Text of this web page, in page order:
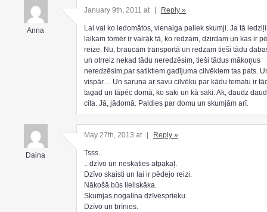
Anna
January 9th, 2011 at Reply »
Lai vai ko iedomātos, vienalga paliek skumji. Ja tā
laikam tomēr ir vairāk tā, ko redzam, dzirdam un kas ir
reize. Nu, braucam transportā un redzam tieši tādu
un otrreiz nekad tādu neredzēsim, tieši tādus mākoņus
neredzēsim,par satiktiem gadījuma cilvēkiem tas pats.
vispār… Un saruna ar savu cilvēku par kādu tematu ir
tagad un tāpēc domā, ko saki un kā saki. Ak, daudz
cita. Jā, jādomā. Paldies par domu un skumjām arī.
Daina
May 27th, 2013 at | Reply »
Tsss..
.. dzīvo un neskaties atpakaļ.
Dzīvo skaisti un lai ir pēdejo reizi.
Nākošā būs lieliskāka.
Skumjas nogalina dzīvesprieku.
Dzīvo un brīnies.